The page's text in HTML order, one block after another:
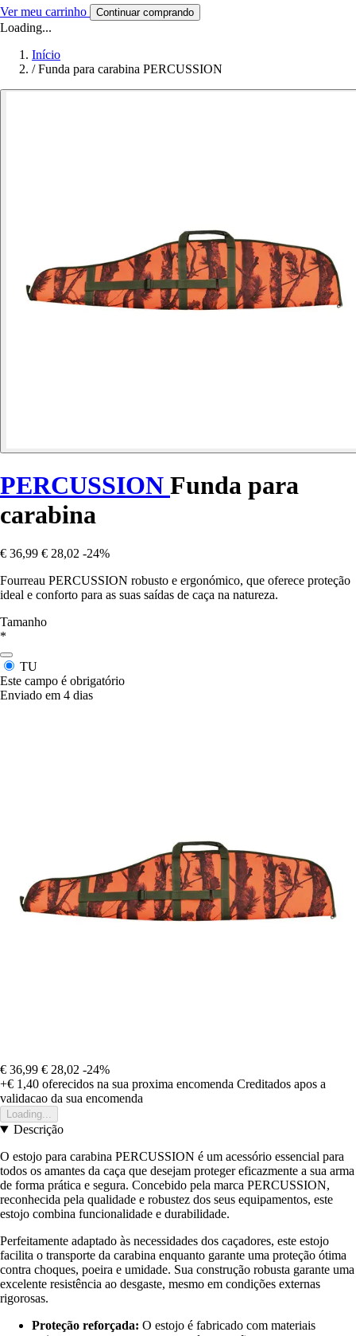
Ver meu carrinho Continuar comprando
Loading...
Início
/ Funda para carabina PERCUSSION
PERCUSSION Funda para
carabina
€ 36,99 € 28,02 -24%
Fourreau PERCUSSION robusto e ergonómico, que oferece proteção
ideal e conforto para as suas saídas de caça na natureza.
Tamanho
*
TU
Este campo é obrigatório
Enviado em 4 dias
€ 36,99 € 28,02 -24%
+€ 1,40 oferecidos na sua proxima encomenda Creditados apos a
validacao da sua encomenda
Loading...
Descrição
O estojo para carabina PERCUSSION é um acessório essencial para
todos os amantes da caça que desejam proteger eficazmente a sua arma
de forma prática e segura. Concebido pela marca PERCUSSION,
reconhecida pela qualidade e robustez dos seus equipamentos, este
estojo combina funcionalidade e durabilidade.
Perfeitamente adaptado às necessidades dos caçadores, este estojo
facilita o transporte da carabina enquanto garante uma proteção ótima
contra choques, poeira e umidade. Sua construção robusta garante uma
excelente resistência ao desgaste, mesmo em condições externas
rigorosas.
Proteção reforçada: O estojo é fabricado com materiais